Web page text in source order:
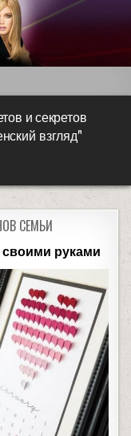
и секретов
взгляд"
СЕМЬИ
руками